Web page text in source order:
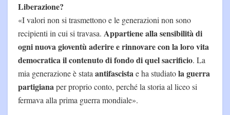
Liberazione?
«I valori non si trasmettono e le generazioni non sono
recipienti in cui si travasa. Appartiene alla sensibilità di
ogni nuova gioventù aderire e rinnovare con la loro vita
democratica il contenuto di fondo di quel sacrificio. La
mia generazione è stata antifascistae ha studiatola guerra
partigianaper proprio conto, perché la storia al liceo si
fermava alla prima guerra mondiale».